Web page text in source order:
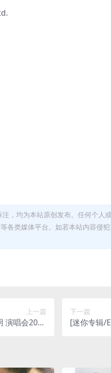
，均为本站原创发布。任何个人
各类媒体平台。如若本站内容侵
上一篇 下一篇
[迷你专辑/